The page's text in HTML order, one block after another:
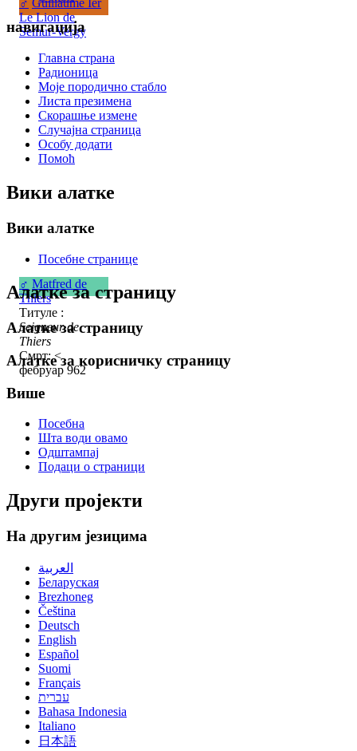
♂ Guillaume Ier
Le Lion de
Semur-Vergy
♂ Matfred de
Thiers
Титуле :
Seigneur de
Thiers
Смрт: <
фебруар 962
навигација
Главна страна
Радионица
Моје породично стабло
Листа презимена
Скорашње измене
Случајна страница
Особу додати
Помоћ
Вики алатке
Вики алатке
Посебне странице
Алатке за страницу
Алатке за страницу
Алатке за корисничку страницу
Више
Посебна
Шта води овамо
Одштампај
Подаци о страници
Други пројекти
На другим језицима
العربية
Беларуская
Brezhoneg
Čeština
Deutsch
English
Español
Suomi
Français
עברית
Bahasa Indonesia
Italiano
日本語